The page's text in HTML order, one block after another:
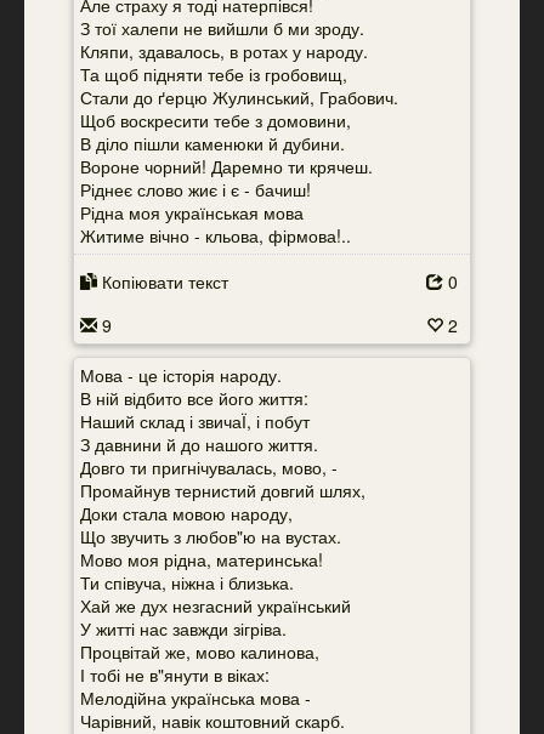
Але страху я тоді натерпівся!
З тої халепи не вийшли б ми зроду.
Кляпи, здавалось, в ротах у народу.
Та щоб підняти тебе із гробовищ,
Стали до ґерцю Жулинський, Грабович.
Щоб воскресити тебе з домовини,
В діло пішли каменюки й дубини.
Вороне чорний! Даремно ти крячеш.
Ріднеє слово жиє і є - бачиш!
Рідна моя українськая мова
Житиме вічно - кльова, фірмова!..
Копіювати текст
0
9
2
Мова - це історія народу.
В ній відбито все його життя:
Наший склад і звичаЇ, і побут
З давнини й до нашого життя.
Довго ти пригнічувалась, мово, -
Промайнув тернистий довгий шлях,
Доки стала мовою народу,
Що звучить з любов"ю на вустах.
Мово моя рідна, материнська!
Ти співуча, ніжна і близька.
Хай же дух незгасний український
У житті нас завжди зігріва.
Процвітай же, мово калинова,
І тобі не в"янути в віках:
Мелодійна українська мова -
Чарівний, навік коштовний скарб.